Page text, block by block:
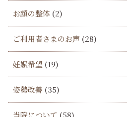
お顔の整体 (2)
ご利用者さまのお声 (28)
妊娠希望 (19)
姿勢改善 (35)
当院について (58)